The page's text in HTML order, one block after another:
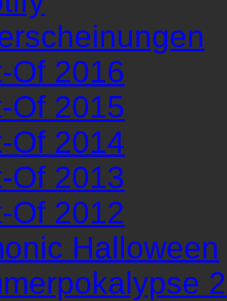
Of 2016
Of 2015
Of 2014
Of 2013
Of 2012
Halloween